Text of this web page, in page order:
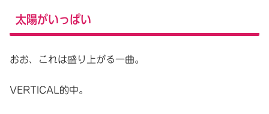
太陽がいっぱい
おお、これは盛り上がる一曲。
VERTICAL的中。